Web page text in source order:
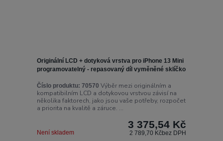
Originální LCD + dotyková vrstva pro iPhone 13 Mini
programovatelný - repasovaný díl vyměněné sklíčko
Číslo produktu: 70570 Výběr mezi originálním a
kompatibilním LCD a dotykovou vrstvou závisí na
několika faktorech, jako jsou vaše potřeby, rozpočet
a priorita na kvalitě a záruce. ...
3 375,54 Kč
2 789,70 Kčbez DPH
Není skladem